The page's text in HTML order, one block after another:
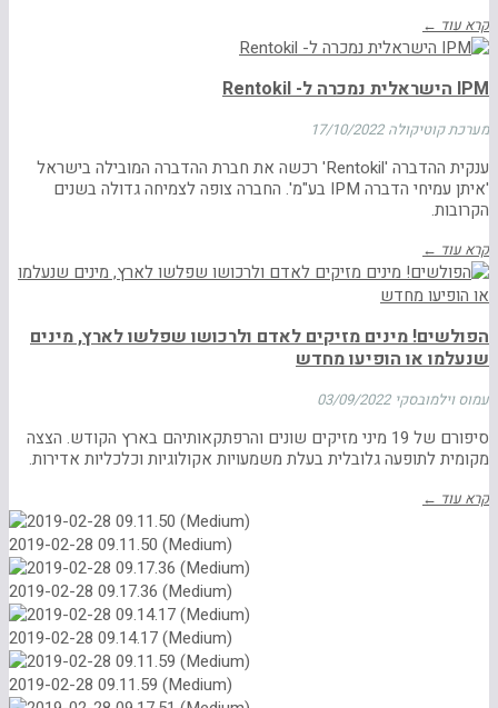
קרא עוד ←
IPM הישראלית נמכרה ל- Rentokil
מערכת קוטיקולה 17/10/2022
ענקית ההדברה 'Rentokil' רכשה את חברת ההדברה המובילה בישראל
'איתן עמיחי הדברה IPM בע"מ'. החברה צופה לצמיחה גדולה בשנים
הקרובות.
קרא עוד ←
הפולשים! מינים מזיקים לאדם ולרכושו שפלשו לארץ, מינים
שנעלמו או הופיעו מחדש
עמוס וילמובסקי 03/09/2022
סיפורם של 19 מיני מזיקים שונים והרפתקאותיהם בארץ הקודש. הצצה
מקומית לתופעה גלובלית בעלת משמעויות אקולוגיות וכלכליות אדירות.
קרא עוד ←
2019-02-28 09.11.50 (Medium)
2019-02-28 09.17.36 (Medium)
2019-02-28 09.14.17 (Medium)
2019-02-28 09.11.59 (Medium)